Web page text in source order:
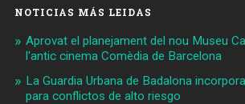
NOTICIAS MÁS LEIDAS
Aprovat el planejament del nou Museu
l'antic cinema Comèdia de Barcelona
La Guardia Urbana de Badalona
para conflictos de alto riesgo